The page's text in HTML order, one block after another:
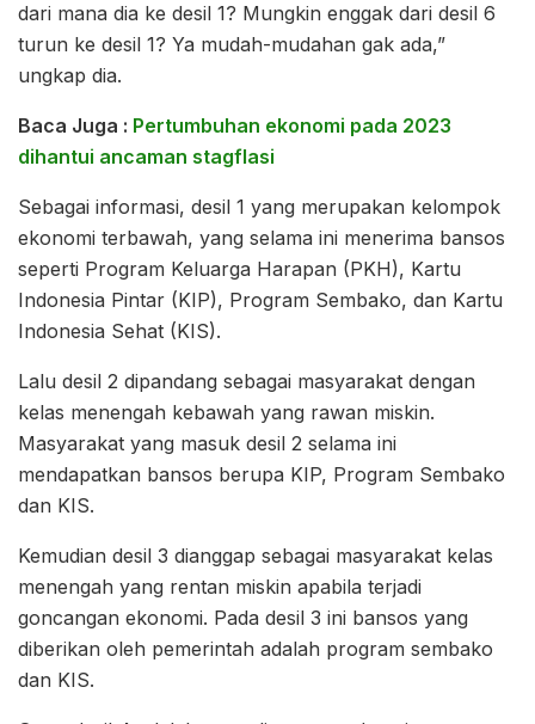
dari mana dia ke desil 1? Mungkin enggak dari desil 6
turun ke desil 1? Ya mudah-mudahan gak ada,”
ungkap dia.
Baca Juga : Pertumbuhan ekonomi pada 2023
dihantui ancaman stagflasi
Sebagai informasi, desil 1 yang merupakan kelompok
ekonomi terbawah, yang selama ini menerima bansos
seperti Program Keluarga Harapan (PKH), Kartu
Indonesia Pintar (KIP), Program Sembako, dan Kartu
Indonesia Sehat (KIS).
Lalu desil 2 dipandang sebagai masyarakat dengan
kelas menengah kebawah yang rawan miskin.
Masyarakat yang masuk desil 2 selama ini
mendapatkan bansos berupa KIP, Program Sembako
dan KIS.
Kemudian desil 3 dianggap sebagai masyarakat kelas
menengah yang rentan miskin apabila terjadi
goncangan ekonomi. Pada desil 3 ini bansos yang
diberikan oleh pemerintah adalah program sembako
dan KIS.